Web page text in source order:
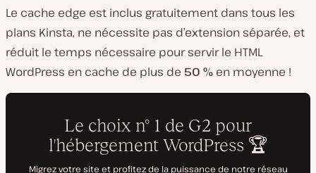
Le cache edge est inclus gratuitement dans tous les
plans Kinsta, ne nécessite pas d’extension séparée, et
réduit le temps nécessaire pour servir le HTML
WordPress en cache de plus de 50 % en moyenne !